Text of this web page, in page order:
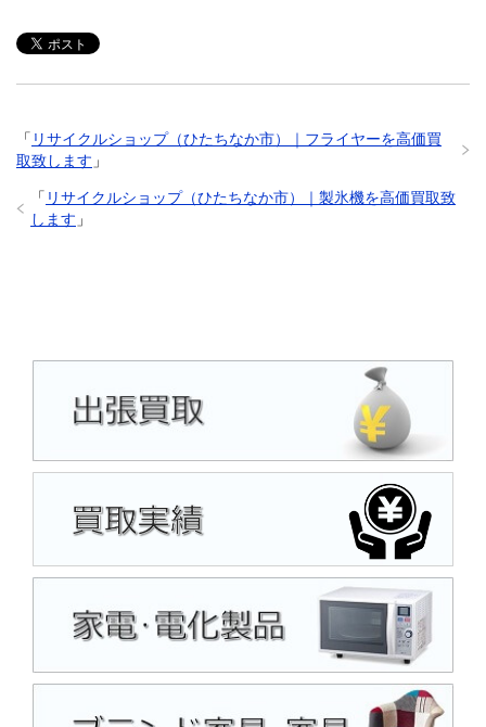
「 リサイクルショップ（ひたちなか市）｜フライヤーを高価買
取致します 」
「 リサイクルショップ（ひたちなか市）｜製氷機を高価買取致
します 」